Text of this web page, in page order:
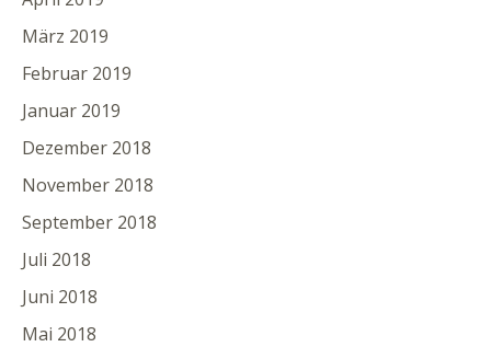
März 2019
Februar 2019
Januar 2019
Dezember 2018
November 2018
September 2018
Juli 2018
Juni 2018
Mai 2018